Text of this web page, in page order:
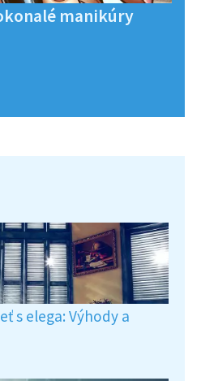
manikúry
s elega: Výhody a